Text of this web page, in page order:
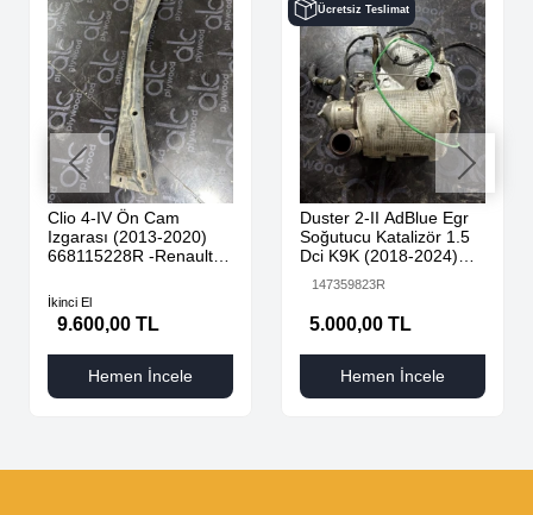
Clio 4-IV Ön Cam
Izgarası (2013-2020)
668115228R -Renault
İkinci El
9.600,00 TL
Hemen İncele
Ücretsiz Teslimat
Duster 2-II AdBlue Egr
Soğutucu Katalizör 1.5
Dci K9K (2018-2024)
Çıkma
147359823R
5.000,00 TL
Hemen İncele